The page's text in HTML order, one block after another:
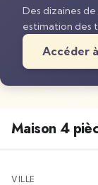
Des dizaines
estimation des
Accéder
Maison 4
VILLE